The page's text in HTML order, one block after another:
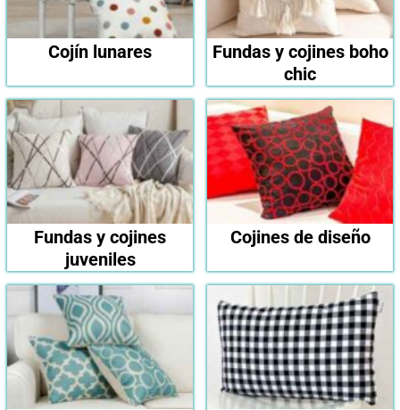
Cojín lunares
Fundas y cojines boho
chic
Fundas y cojines
juveniles
Cojines de diseño